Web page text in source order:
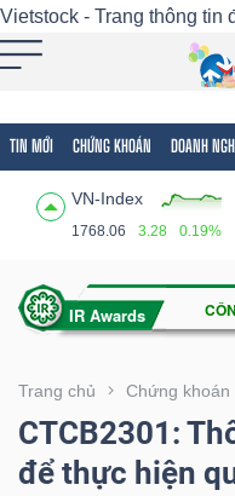
Vietstock - Trang thông tin
TIN MỚI CHỨNG KHOÁN DOANH
VN-Index
1768.06 3.28 0.19%
Trang chủ Chứng khoán
CTCB2301:
để thực hiện
Tất cả Tính năng
Tính
(-)
VIETSTOCK
CHỨNG